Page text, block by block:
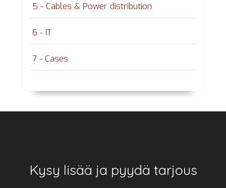
5 - Cables & Power distribution
6 - IT
7 - Cases
Footer
Kysy lisää ja pyydä tarjous